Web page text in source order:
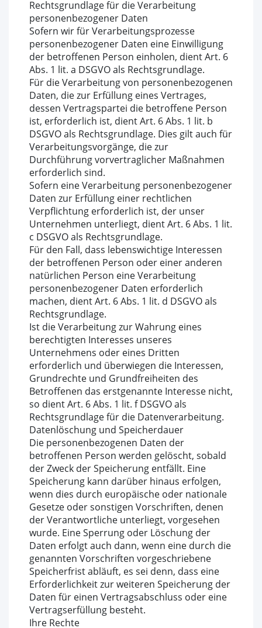
Rechtsgrundlage für die Verarbeitung
personenbezogener Daten
Sofern wir für Verarbeitungsprozesse
personenbezogener Daten eine Einwilligung
der betroffenen Person einholen, dient Art. 6
Abs. 1 lit. a DSGVO als Rechtsgrundlage.
Für die Verarbeitung von personenbezogenen
Daten, die zur Erfüllung eines Vertrages,
dessen Vertragspartei die betroffene Person
ist, erforderlich ist, dient Art. 6 Abs. 1 lit. b
DSGVO als Rechtsgrundlage. Dies gilt auch für
Verarbeitungsvorgänge, die zur
Durchführung vorvertraglicher Maßnahmen
erforderlich sind.
Sofern eine Verarbeitung personenbezogener
Daten zur Erfüllung einer rechtlichen
Verpflichtung erforderlich ist, der unser
Unternehmen unterliegt, dient Art. 6 Abs. 1 lit.
c DSGVO als Rechtsgrundlage.
Für den Fall, dass lebenswichtige Interessen
der betroffenen Person oder einer anderen
natürlichen Person eine Verarbeitung
personenbezogener Daten erforderlich
machen, dient Art. 6 Abs. 1 lit. d DSGVO als
Rechtsgrundlage.
Ist die Verarbeitung zur Wahrung eines
berechtigten Interesses unseres
Unternehmens oder eines Dritten
erforderlich und überwiegen die Interessen,
Grundrechte und Grundfreiheiten des
Betroffenen das erstgenannte Interesse nicht,
so dient Art. 6 Abs. 1 lit. f DSGVO als
Rechtsgrundlage für die Datenverarbeitung.
Datenlöschung und Speicherdauer
Die personenbezogenen Daten der
betroffenen Person werden gelöscht, sobald
der Zweck der Speicherung entfällt. Eine
Speicherung kann darüber hinaus erfolgen,
wenn dies durch europäische oder nationale
Gesetze oder sonstigen Vorschriften, denen
der Verantwortliche unterliegt, vorgesehen
wurde. Eine Sperrung oder Löschung der
Daten erfolgt auch dann, wenn eine durch die
genannten Vorschriften vorgeschriebene
Speicherfrist abläuft, es sei denn, dass eine
Erforderlichkeit zur weiteren Speicherung der
Daten für einen Vertragsabschluss oder eine
Vertragserfüllung besteht.
Ihre Rechte